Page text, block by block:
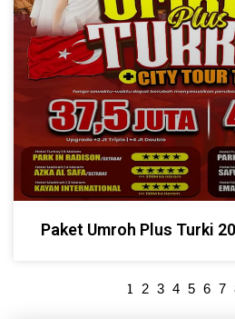
Paket Umroh Plus Turki
1 2 3 4 5 6 7